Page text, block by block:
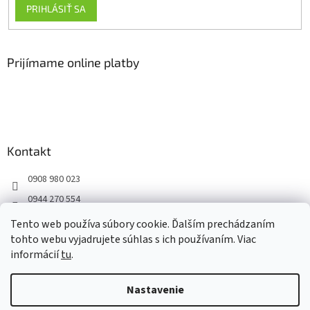
Tento web používa súbory cookie. Ďalším prechádzaním
tohto webu vyjadrujete súhlas s ich používaním. Viac
informáciítu.
Nastavenie
PRIHLÁSIŤ SA
Prijímame online platby
Kontakt
0908 980 023
0944 270 554
Facebook